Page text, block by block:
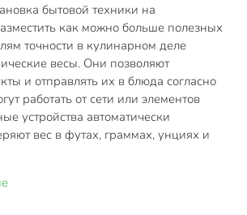
бытовой техники на
как можно больше полезных
точности в кулинарном деле
весы. Они позволяют
и отправлять их в блюда согласно
работать от сети или элементов
устройства автоматически
вес в футах, граммах, унциях и